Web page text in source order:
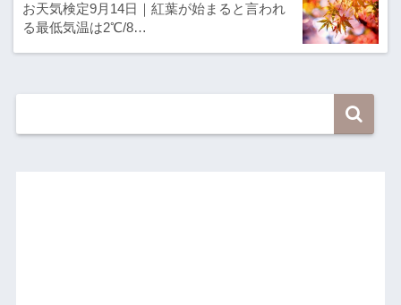
お天気検定9月14日｜紅葉が始まると言われ
る最低気温は2℃/8…